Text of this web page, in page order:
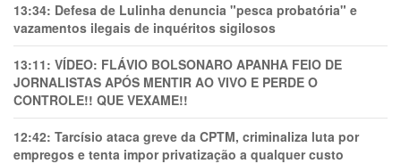
13:34: Defesa de Lulinha denuncia "pesca probatória" e
vazamentos ilegais de inquéritos sigilosos
13:11: VÍDEO: FLÁVIO BOLSONARO APANHA FEIO DE
JORNALISTAS APÓS MENTIR AO VIVO E PERDE O
CONTROLE!! QUE VEXAME!!
12:42: Tarcísio ataca greve da CPTM, criminaliza luta por
empregos e tenta impor privatização a qualquer custo